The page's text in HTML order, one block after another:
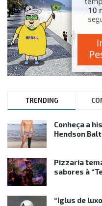
TRENDING
Conheça a
Hendson
Pizzaria
sabores à
“Iglus de